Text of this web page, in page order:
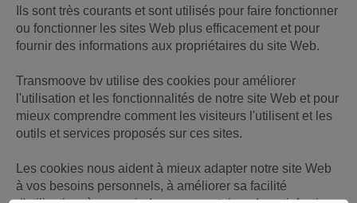
Ils sont très courants et sont utilisés pour faire fonctionner
ou fonctionner les sites Web plus efficacement et pour
fournir des informations aux propriétaires du site Web.
Transmoove bv utilise des cookies pour améliorer
l'utilisation et les fonctionnalités de notre site Web et pour
mieux comprendre comment les visiteurs l'utilisent et les
outils et services proposés sur ces sites.
Les cookies nous aident à mieux adapter notre site Web
à vos besoins personnels, à améliorer sa facilité